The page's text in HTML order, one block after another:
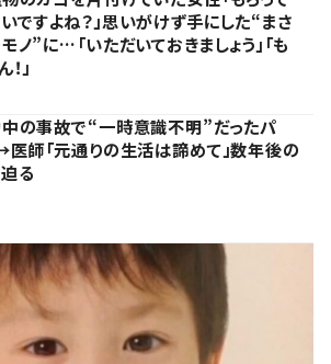
ですよね？」思いがけず手にした“まさ
ノ”に…「いただいておきましょう」「も
」
の事故で“一時意識不明”だったパ
医師「元通りの生活は諦めて」数年後の
る